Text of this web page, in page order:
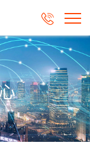
